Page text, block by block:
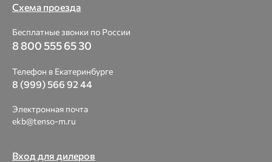
Схема проезда
Бесплатные звонки по России
8 800 555 65 30
Телефон в Екатеринбурге
8 (999) 566 92 44
Электронная почта
ekb@tenso-m.ru
Вход для дилеров